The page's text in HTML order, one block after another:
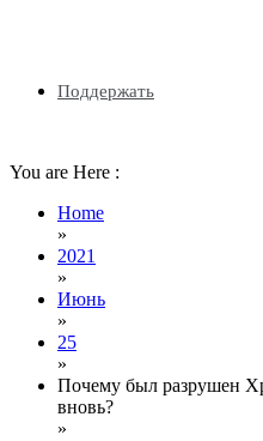
Поддержать
You are Here :
Home
»
2021
»
Июнь
»
25
»
Почему был разрушен
вновь?
»